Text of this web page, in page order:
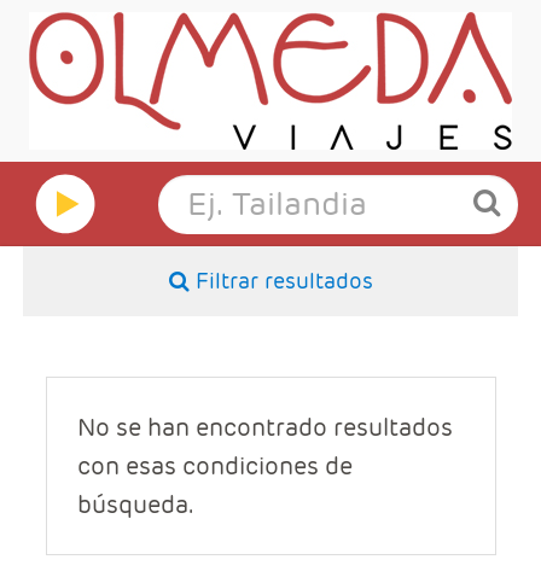
Filtrar resultados
No se han encontrado resultados
con esas condiciones de
búsqueda.